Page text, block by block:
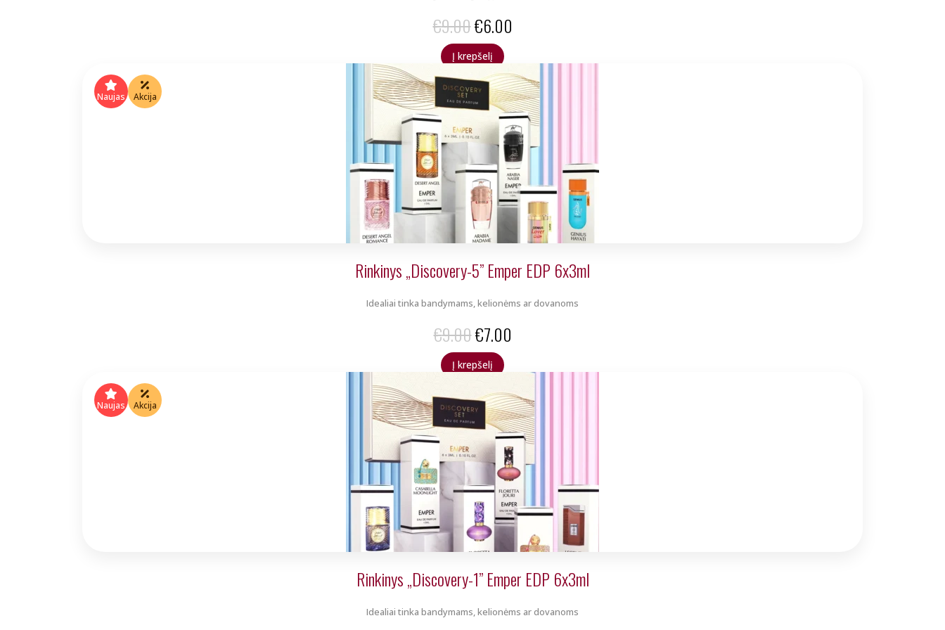
€9.00Original
price
was:
€9.00.
€6.00
is:
€6.00.
Į krepšelį
Naujas Akcija
Rinkinys „Discovery-5” Emper EDP 6x3ml
Idealiai tinka bandymams, kelionėms ar dovanoms
€9.00Original
price
€9.00.
€7.00
€7.00.
Į krepšelį
Naujas Akcija
Rinkinys „Discovery-1” Emper EDP 6x3ml
Idealiai tinka bandymams, kelionėms ar dovanoms